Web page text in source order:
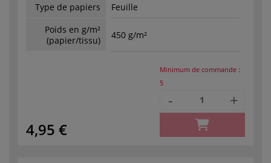
Type de papiers
Feuille
Poids en g/m²
(papier/tissu)
450 g/m²
4,95 €
Minimum de commande :
5
- +